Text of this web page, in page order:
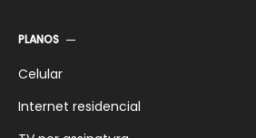
PLANOS
Celular
Internet residencial